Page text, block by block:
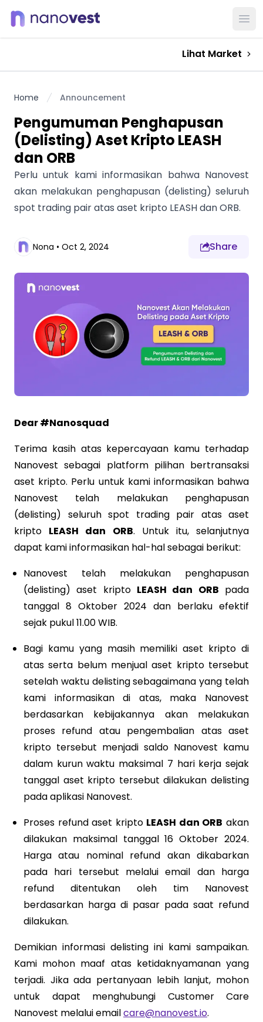
Lihat Market
Home Announcement
Pengumuman Penghapusan
(Delisting) Aset Kripto LEASH
dan ORB
Perlu untuk kami informasikan bahwa Nanovest
akan melakukan penghapusan (delisting) seluruh
spot trading pair atas aset kripto LEASH dan ORB.
Nona • Oct 2, 2024 Share
Dear #Nanosquad
Terima kasih atas kepercayaan kamu terhadap
Nanovest sebagai platform pilihan bertransaksi
aset kripto. Perlu untuk kami informasikan bahwa
Nanovest telah melakukan penghapusan
(delisting) seluruh spot trading pair atas aset
kripto LEASH dan ORB. Untuk itu, selanjutnya
dapat kami informasikan hal-hal sebagai berikut:
Nanovest telah melakukan penghapusan
(delisting) aset kripto LEASH dan ORB pada
tanggal 8 Oktober 2024 dan berlaku efektif
sejak pukul 11.00 WIB.
Bagi kamu yang masih memiliki aset kripto di
atas serta belum menjual aset kripto tersebut
setelah waktu delisting sebagaimana yang telah
kami informasikan di atas, maka Nanovest
berdasarkan kebijakannya akan melakukan
proses refund atau pengembalian atas aset
kripto tersebut menjadi saldo Nanovest kamu
dalam kurun waktu maksimal 7 hari kerja sejak
tanggal aset kripto tersebut dilakukan delisting
pada aplikasi Nanovest.
Proses refund aset kripto LEASH dan ORB akan
dilakukan maksimal tanggal 16 Oktober 2024.
Harga atau nominal refund akan dikabarkan
pada hari tersebut melalui email dan harga
refund ditentukan oleh tim Nanovest
berdasarkan harga di pasar pada saat refund
dilakukan.
Demikian informasi delisting ini kami sampaikan.
Kami mohon maaf atas ketidaknyamanan yang
terjadi. Jika ada pertanyaan lebih lanjut, mohon
untuk dapat menghubungi Customer Care
Nanovest melalui emailcare@nanovest.io.